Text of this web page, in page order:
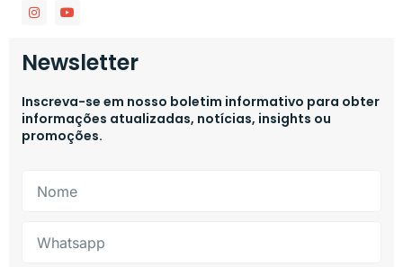
Newsletter
Inscreva-se em nosso boletim informativo para obter
informações atualizadas, notícias, insights ou
promoções.